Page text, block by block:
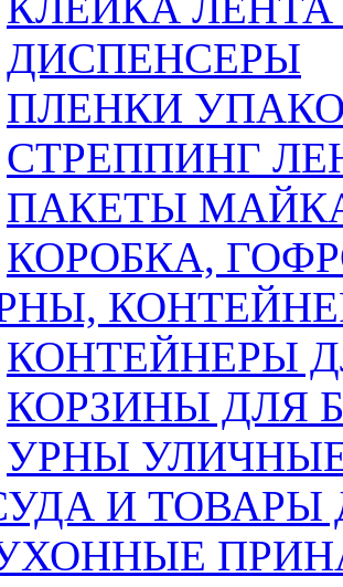
ДИСПЕНСЕРЫ
ПЛЕНКИ
СТРЕППИНГ
ПАКЕТЫ
КОРОБКА,
КОНТЕЙНЕРЫ
КОРЗИНЫ ДЛЯ
УРНЫ
И ТОВАРЫ